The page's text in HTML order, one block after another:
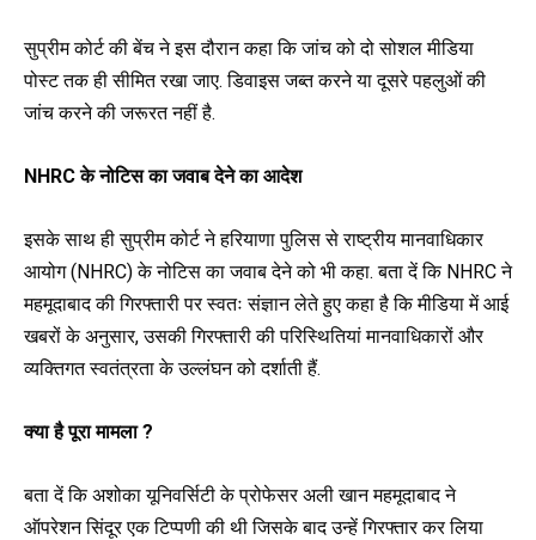
सुप्रीम कोर्ट की बेंच ने इस दौरान कहा कि जांच को दो सोशल मीडिया
पोस्ट तक ही सीमित रखा जाए. डिवाइस जब्त करने या दूसरे पहलुओं की
जांच करने की जरूरत नहीं है.
NHRC के नोटिस का जवाब देने का आदेश
इसके साथ ही सुप्रीम कोर्ट ने हरियाणा पुलिस से राष्ट्रीय मानवाधिकार
आयोग (NHRC) के नोटिस का जवाब देने को भी कहा. बता दें कि NHRC ने
महमूदाबाद की गिरफ्तारी पर स्वतः संज्ञान लेते हुए कहा है कि मीडिया में आई
खबरों के अनुसार, उसकी गिरफ्तारी की परिस्थितियां मानवाधिकारों और
व्यक्तिगत स्वतंत्रता के उल्लंघन को दर्शाती हैं.
क्या है पूरा मामला ?
बता दें कि अशोका यूनिवर्सिटी के प्रोफेसर अली खान महमूदाबाद ने
ऑपरेशन सिंदूर एक टिप्पणी की थी जिसके बाद उन्हें गिरफ्तार कर लिया